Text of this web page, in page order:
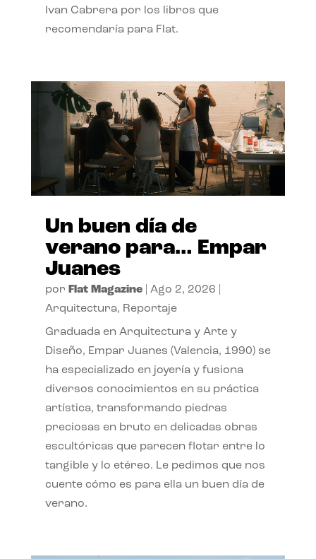
Ivan Cabrera por los libros que
recomendaría para Flat.
Un buen día de
verano para… Empar
Juanes
por Flat Magazine| Ago 2, 2026
Arquitectura, Reportaje
Graduada en Arquitectura y Arte y
Diseño, Empar Juanes (Valencia, 1990) se
ha especializado en joyería y fusiona
diversos conocimientos en su práctica
artística, transformando piedras
preciosas en bruto en delicadas obras
escultóricas que parecen flotar entre lo
tangible y lo etéreo. Le pedimos que nos
cuente cómo es para ella un buen día de
verano.